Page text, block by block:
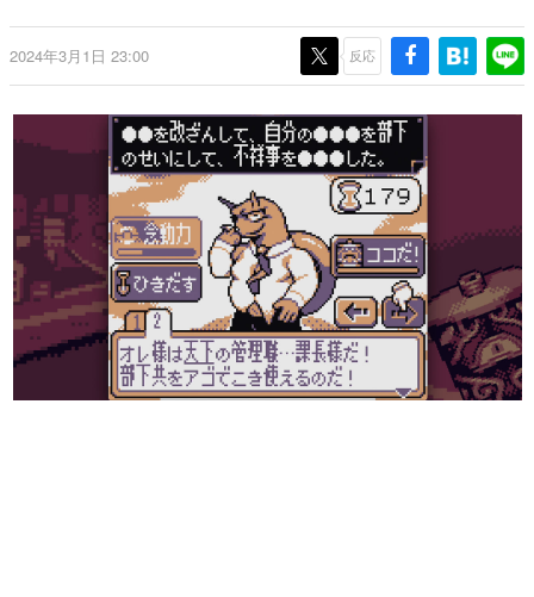
一先生によるゲーム業界レポートマンガです。
なんでゲームは面白い？
具体的な形から解き明かしていく、硬派で骨太な評論連載
です。
ゲームが変えた日本語
「経験値」「裏技」「ラスボス」… ゲームにまつわる言葉
の起源や用法の変遷を、コンピューター文化史研究家・タ
イニーP氏が徹底調査。
カテゴリ
特集記事
2024年3月1日 23:00 反応